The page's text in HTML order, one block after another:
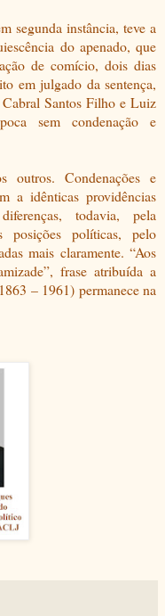
segunda instância, teve a
do apenado, que
de comício, dois dias
em julgado da sentença,
Santos Filho e Luiz
sem condenação e
outros. Condenações e
a idênticas providências
todavia, pela
posições políticas, pelo
mais claramente. “Aos
frase atribuída a
– 1961) permanece na